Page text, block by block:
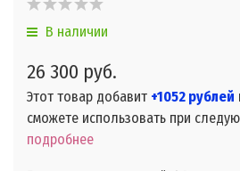
В наличии
26 300 руб.
Этот товар добавит +1052 рублей
сможете использовать при
подробнее